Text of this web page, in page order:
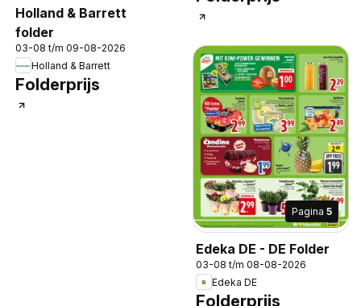
Holland & Barrett
folder
03-08 t/m 09-08-2026
Holland & Barrett
Folderprijs
Pagina 5
Edeka DE - DE Folder
03-08 t/m 08-08-2026
Edeka DE
Folderprijs